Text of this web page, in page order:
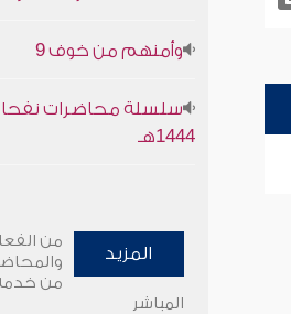
وأمنهم من خوف 9
سلسلة محاضرات
1444هـ
المزيد
من
من
المباشر